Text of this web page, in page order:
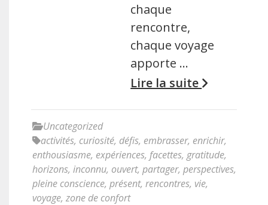
chaque
rencontre,
chaque voyage
apporte …
Lire la suite
Uncategorized
activités, curiosité, défis, embrasser, enrichir,
enthousiasme, expériences, facettes, gratitude,
horizons, inconnu, ouvert, partager, perspectives,
pleine conscience, présent, rencontres, vie,
voyage, zone de confort